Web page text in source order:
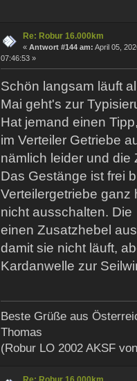
Re: Robur 16.000km
« Antwort #144 am: April 05,
07:46:53 »
Schön langsam läuft
Mai geht's zur
Hat jemand einen
im Verteiler Getriebe
nämlich leider und die
Das Gestänge ist frei
Verteilergetriebe ganz
nicht ausschalten.
einen Zusatzhebel
damit sie nicht läuft,
Kardanwelle zur
Beste Grüße aus
Thomas
(Robur LO 2002 AKSF